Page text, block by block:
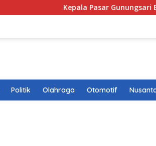
Kepala Pasar Gunungsari Bingung
Politik Olahraga Otomotif